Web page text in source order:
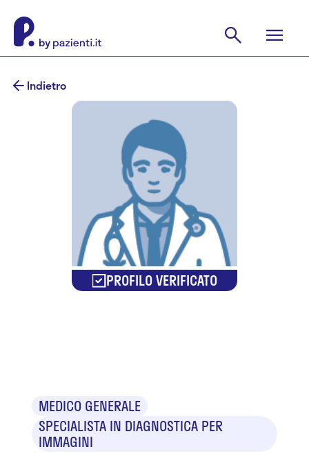
Indietro
PROFILO VERIFICATO
MEDICO GENERALE
SPECIALISTA IN DIAGNOSTICA PER
IMMAGINI